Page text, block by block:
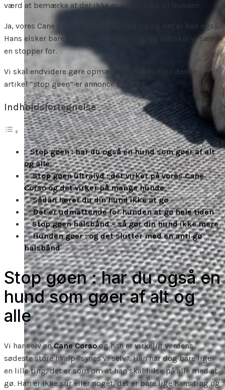
værd at bemærke at der ikke er noget stød til hunden.
Ja, vores Cane Corso ser virkelig sød ud og det er han også.
Hans elsker bare at gø, det er hans ting og det skal vi sætte
en stopper for.
Vi skal endvidere gøre opmærksom på at der i denne
artikel “stop gøen” er annonce indhold
Indholdsfortegnelse
Stop gøen : har du også en hund som gøer af alt
og alle
Stop gøen ultralyd : det virker på vores Cane
Corso og det virker på mange hunde
Sådan lærer du din hund ikke at gø
Det er udmattende for hunden at gø hele tiden
Stop gøen halsbånd – så gør din hund ikke mere
Hunden gøer : og det slutter med en anti gø
halsbånd
Stop gøen : har du også en
hund som gøer af alt og
alle
Vi har selv enCane Corsoog han er virkelig verdens
sødeste store hvalp “synes vi selv”. Han har dog bare lige
en lille ting, det er som om at han skal hilse på alle med at
gø. Han er ikke sur eller noget, det er bare lige hans ting og